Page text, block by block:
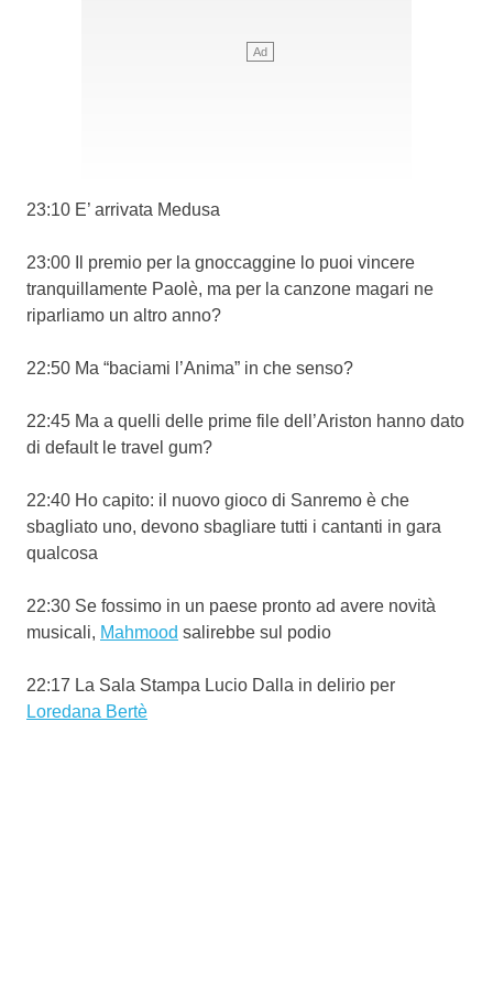
23:10 E’ arrivata Medusa
23:00 Il premio per la gnoccaggine lo puoi vincere
tranquillamente Paolè, ma per la canzone magari ne
riparliamo un altro anno?
22:50 Ma “baciami l’Anima” in che senso?
22:45 Ma a quelli delle prime file dell’Ariston hanno dato
di default le travel gum?
22:40 Ho capito: il nuovo gioco di Sanremo è che
sbagliato uno, devono sbagliare tutti i cantanti in gara
qualcosa
22:30 Se fossimo in un paese pronto ad avere novità
musicali, Mahmood salirebbe sul podio
22:17 La Sala Stampa Lucio Dalla in delirio per
Loredana Bertè